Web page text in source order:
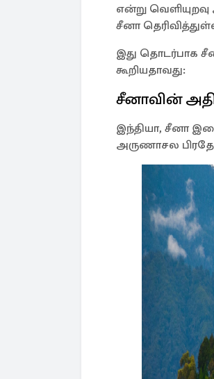
என்று
சீனா
இது தொடர்பாக
கூறியதாவது:
சீனாவின்
இந்தியா, சீனா
அருணாசல